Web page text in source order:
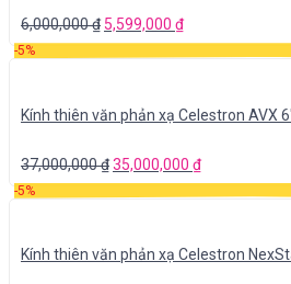
6,000,000₫ 5,599,000 ₫
-5%
Kính thiên văn phản xạ Celestron AVX
37,000,000₫35,000,000 ₫
-5%
Kính thiên văn phản xạ Celestron